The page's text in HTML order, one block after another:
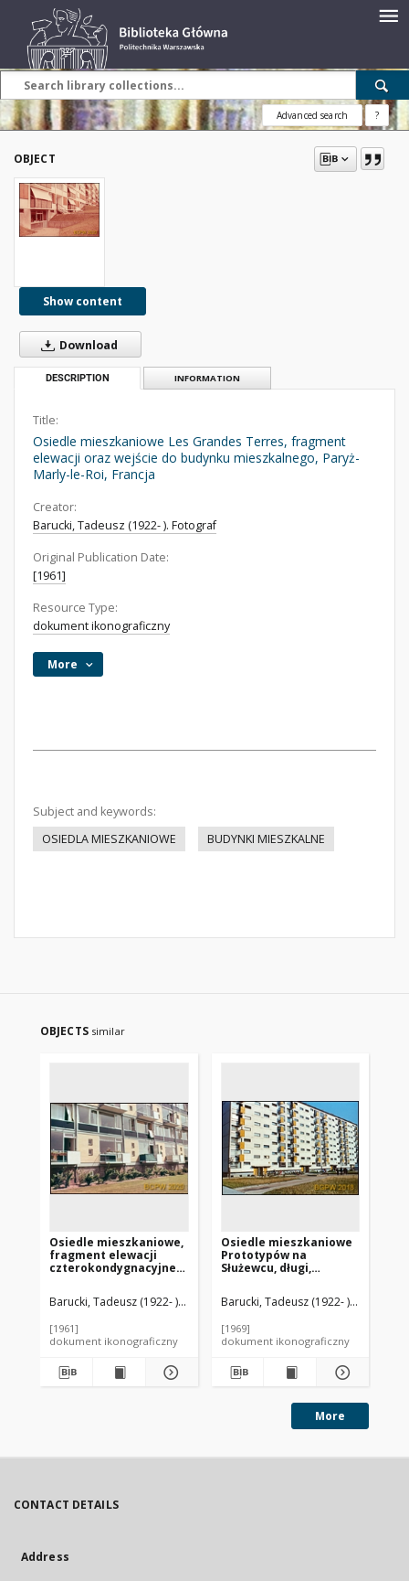
Advanced search ?
OBJECT
Show content
Download
DESCRIPTION INFORMATION
Title:
Osiedle mieszkaniowe Les Grandes Terres, fragment
elewacji oraz wejście do budynku mieszkalnego, Paryż-
Marly-le-Roi, Francja
Creator:
Barucki, Tadeusz (1922- ). Fotograf
Original Publication Date:
[1961]
Resource Type:
dokument ikonograficzny
More
Subject and keywords:
OSIEDLA MIESZKANIOWE
BUDYNKI MIESZKALNE
OBJECTS similar
Osiedle mieszkaniowe,
fragment elewacji
czterokondygnacyjnego
Hilversum, Niderlandy
Barucki, Tadeusz (1922- ). Fotograf
[1961]
dokument ikonograficzny
Osiedle mieszkaniowe
Prototypów na
Służewcu, długi,
budynek mieszkalny,
Warszawa
Barucki, Tadeusz (1922- ). Fotograf
[1969]
dokument ikonograficzny
More
CONTACT DETAILS
Address